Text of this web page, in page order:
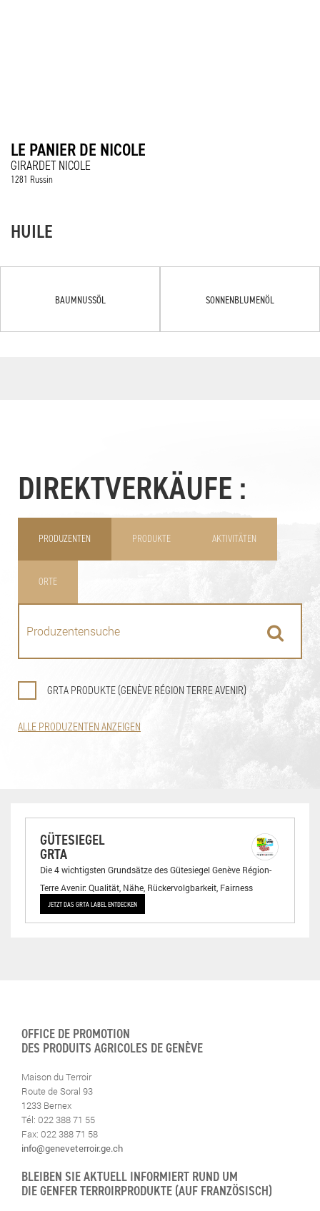
LE PANIER DE NICOLE
GIRARDET NICOLE
1281 Russin
HUILE
BAUMNUSSÖL SONNENBLUMENÖL
DIREKTVERKÄUFE :
PRODUZENTEN PRODUKTE AKTIVITÄTEN
ORTE
GRTA PRODUKTE (GENÈVE RÉGION TERRE AVENIR)
ALLE PRODUZENTEN ANZEIGEN
GÜTESIEGEL
GRTA
Die 4 wichtigsten Grundsätze des Gütesiegel Genève Région-
Terre Avenir: Qualität, Nähe, Rückervolgbarkeit, Fairness
JETZT DAS GRTA LABEL ENTDECKEN
OFFICE DE PROMOTION
DES PRODUITS AGRICOLES DE GENÈVE
Maison du Terroir
Route de Soral 93
1233 Bernex
Tél: 022 388 71 55
Fax: 022 388 71 58
info@geneveterroir.ge.ch
BLEIBEN SIE AKTUELL INFORMIERT RUND UM
DIE GENFER TERROIRPRODUKTE (AUF FRANZÖSISCH)